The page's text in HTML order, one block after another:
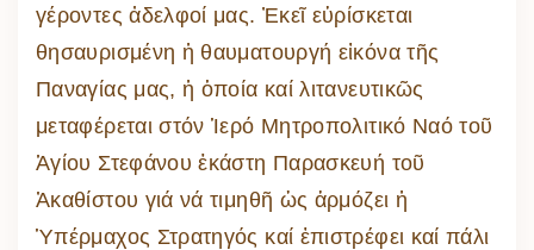
γέροντες ἀδελφοί μας. Ἐκεῖ εὑρίσκεται
θησαυρισμένη ἡ θαυματουργή εἰκόνα τῆς
Παναγίας μας, ἡ ὁποία καί λιτανευτικῶς
μεταφέρεται στόν Ἱερό Μητροπολιτικό Ναό τοῦ
Ἁγίου Στεφάνου ἑκάστη Παρασκευή τοῦ
Ἀκαθίστου γιά νά τιμηθῆ ὡς ἁρμόζει ἡ
Ὑπέρμαχος Στρατηγός καί ἐπιστρέφει καί πάλι